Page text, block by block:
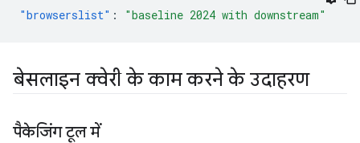
"browserslist" : "baseline 2024 with downstream"
बेसलाइन क्वेरी के काम करने के उदाहरण
पैकेजिंग टूल में